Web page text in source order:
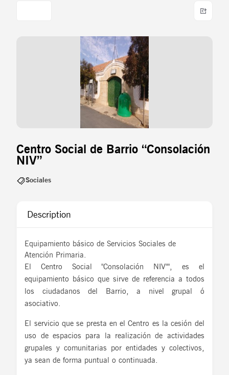
Centro Social de Barrio “Consolación
NIV”
Sociales
Description
Equipamiento básico de Servicios Sociales de
Atención Primaria.
El Centro Social "Consolación NIV"", es el
equipamiento básico que sirve de referencia a todos
los ciudadanos del Barrio, a nivel grupal ó
asociativo.
El servicio que se presta en el Centro es la cesión del
uso de espacios para la realización de actividades
grupales y comunitarias por entidades y colectivos,
ya sean de forma puntual o continuada.